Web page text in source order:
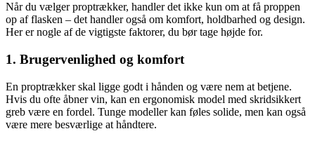
Når du vælger proptrækker, handler det ikke kun om at få proppen
op af flasken – det handler også om komfort, holdbarhed og design.
Her er nogle af de vigtigste faktorer, du bør tage højde for.
1. Brugervenlighed og komfort
En proptrækker skal ligge godt i hånden og være nem at betjene.
Hvis du ofte åbner vin, kan en ergonomisk model med skridsikkert
greb være en fordel. Tunge modeller kan føles solide, men kan også
være mere besværlige at håndtere.